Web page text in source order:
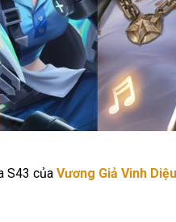
S43 của Vương Giả Vinh Diệu